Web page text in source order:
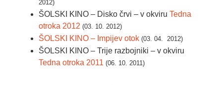
2012)
ŠOLSKI KINO – Disko črvi – v okviru Tedna
otroka 2012 (03. 10. 2012)
ŠOLSKI KINO – Impijev otok (03. 04. 2012)
ŠOLSKI KINO – Trije razbojniki – v okviru
Tedna otroka 2011 (06. 10. 2011)